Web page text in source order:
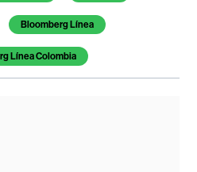
Bloomberg Línea
Línea Colombia